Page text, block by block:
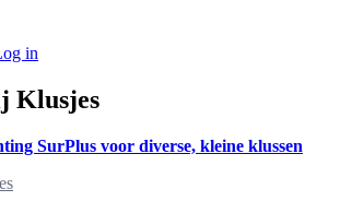
in
Klusjes
SurPlus voor diverse, kleine klussen